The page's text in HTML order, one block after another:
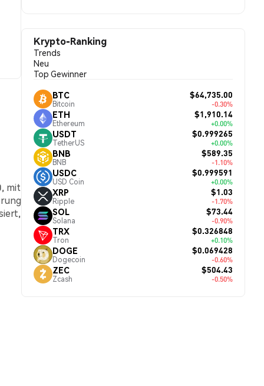
mit
Krypto-Ranking
Trends
Neu
Top Gewinner
BTC
Bitcoin
$64,735.00
-0.30%
ETH
Ethereum
$1,910.14
+0.00%
USDT
TetherUS
$0.999265
+0.00%
BNB
BNB
$589.35
-1.10%
USDC
USD Coin
$0.999591
+0.00%
XRP
Ripple
$1.03
-1.70%
SOL
Solana
$73.44
-0.90%
TRX
Tron
$0.326848
+0.10%
DOGE
Dogecoin
$0.069428
-0.60%
ZEC
Zcash
$504.43
-0.50%